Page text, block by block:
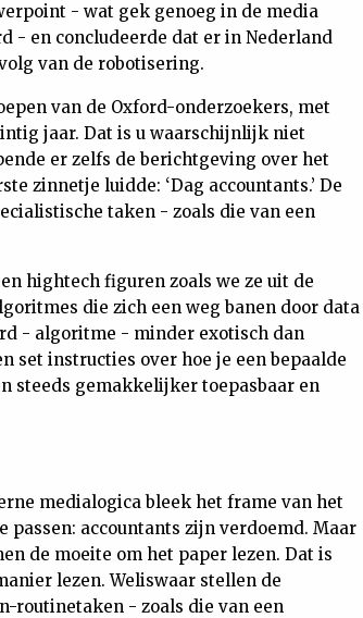
- wat gek genoeg in de media
- en concludeerde dat er in Nederland
van de robotisering.
van de Oxford-onderzoekers, met
jaar. Dat is u waarschijnlijk niet
er zelfs de berichtgeving over het
zinnetje luidde: ‘Dag accountants.’ De
taken - zoals die van een
hightech figuren zoals we ze uit de
die zich een weg banen door data
- algoritme - minder exotisch dan
set instructies over hoe je een bepaalde
steeds gemakkelijker toepasbaar en
medialogica bleek het frame van het
accountants zijn verdoemd. Maar
de moeite om het paper lezen. Dat is
lezen. Weliswaar stellen de
routinetaken - zoals die van een